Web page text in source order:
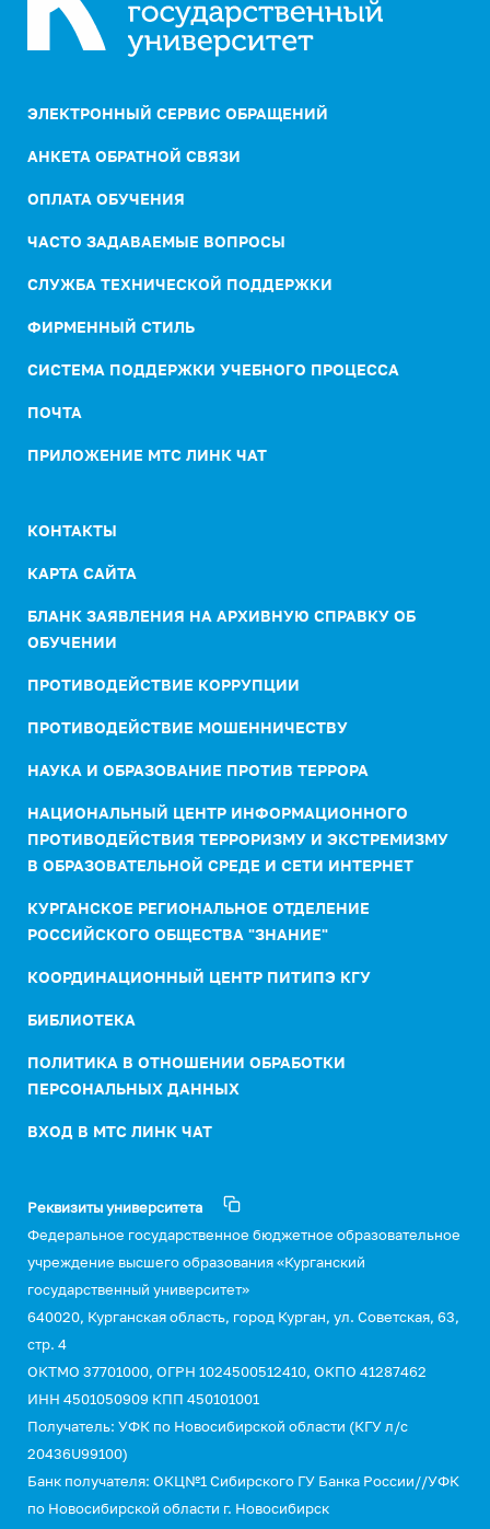
ЭЛЕКТРОННЫЙ СЕРВИС ОБРАЩЕНИЙ
АНКЕТА ОБРАТНОЙ СВЯЗИ
ОПЛАТА ОБУЧЕНИЯ
ЧАСТО ЗАДАВАЕМЫЕ ВОПРОСЫ
СЛУЖБА ТЕХНИЧЕСКОЙ ПОДДЕРЖКИ
ФИРМЕННЫЙ СТИЛЬ
СИСТЕМА ПОДДЕРЖКИ УЧЕБНОГО ПРОЦЕССА
ПОЧТА
ПРИЛОЖЕНИЕ МТС ЛИНК ЧАТ
КОНТАКТЫ
КАРТА САЙТА
БЛАНК ЗАЯВЛЕНИЯ НА АРХИВНУЮ СПРАВКУ ОБ
ОБУЧЕНИИ
ПРОТИВОДЕЙСТВИЕ КОРРУПЦИИ
ПРОТИВОДЕЙСТВИЕ МОШЕННИЧЕСТВУ
НАУКА И ОБРАЗОВАНИЕ ПРОТИВ ТЕРРОРА
НАЦИОНАЛЬНЫЙ ЦЕНТР ИНФОРМАЦИОННОГО
ПРОТИВОДЕЙСТВИЯ ТЕРРОРИЗМУ И ЭКСТРЕМИЗМУ
В ОБРАЗОВАТЕЛЬНОЙ СРЕДЕ И СЕТИ ИНТЕРНЕТ
КУРГАНСКОЕ РЕГИОНАЛЬНОЕ ОТДЕЛЕНИЕ
РОССИЙСКОГО ОБЩЕСТВА "ЗНАНИЕ"
КООРДИНАЦИОННЫЙ ЦЕНТР ПИТИПЭ КГУ
БИБЛИОТЕКА
ПОЛИТИКА В ОТНОШЕНИИ ОБРАБОТКИ
ПЕРСОНАЛЬНЫХ ДАННЫХ
ВХОД В МТС ЛИНК ЧАТ
Реквизиты университета
Федеральное государственное бюджетное образовательное
учреждение высшего образования «Курганский
государственный университет»
640020, Курганская область, город Курган, ул. Советская, 63,
стр. 4
ОКТМО 37701000, ОГРН 1024500512410, ОКПО 41287462
ИНН 4501050909 КПП 450101001
Получатель: УФК по Новосибирской области (КГУ л/с
20436U99100)
Банк получателя: ОКЦ№1 Сибирского ГУ Банка России//УФК
по Новосибирской области г. Новосибирск